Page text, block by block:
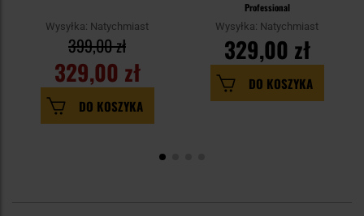
Wysyłka: Natychmiast
329,00 zł
399,00 zł
DO KOSZYKA
Professional
Wysyłka: Natychmiast
329,00 zł
DO KOSZYKA